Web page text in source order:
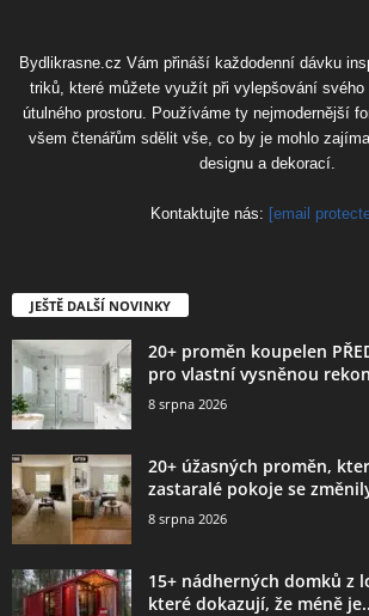
Bydlikrasne.cz Vám přináší každodenní dávku
triků, které můžete využít při vylepšování
útulného prostoru. Používáme ty nejmodernější
všem čtenářům sdělit vše, co by je mohlo
designu a dekorací.
Kontaktujte nás: [email
JEŠTĚ DALŠÍ NOVINKY
20+ proměn koupelen
pro vlastní vysněnou
8 srpna 2026
20+ úžasných proměn,
zastaralé pokoje se
8 srpna 2026
15+ nádherných domků z
které dokazují, že méně